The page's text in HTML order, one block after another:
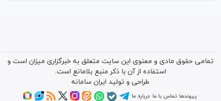
تمامی حقوق مادی و معنوی این سایت متعلق به خبرگزاری میزان است و
استفاده از آن با ذکر منبع بلامانع است.
طراحی و تولید ایران سامانه
پیوندها تماس با ما درباره ما